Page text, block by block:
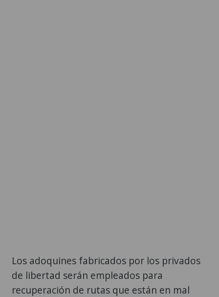
Los adoquines fabricados por los privados
de libertad serán empleados para
recuperación de rutas que están en mal